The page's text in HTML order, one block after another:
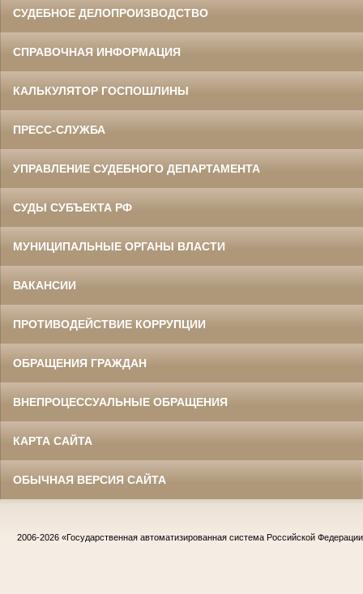
СУДЕБНОЕ ДЕЛОПРОИЗВОДСТВО
СПРАВОЧНАЯ ИНФОРМАЦИЯ
КАЛЬКУЛЯТОР ГОСПОШЛИНЫ
ПРЕСС-СЛУЖБА
УПРАВЛЕНИЕ СУДЕБНОГО ДЕПАРТАМЕНТА
СУДЫ СУБЪЕКТА РФ
МУНИЦИПАЛЬНЫЕ ОРГАНЫ ВЛАСТИ
ВАКАНСИИ
ПРОТИВОДЕЙСТВИЕ КОРРУПЦИИ
ОБРАЩЕНИЯ ГРАЖДАН
ВНЕПРОЦЕССУАЛЬНЫЕ ОБРАЩЕНИЯ
КАРТА САЙТА
ОБЫЧНАЯ ВЕРСИЯ САЙТА
2006-2026 «Государственная автоматизированная система Российской